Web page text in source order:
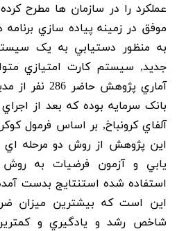
عملکرد را در سازمان ها مطرح
موفق در زمينه پياده سازي
به منظور دستيابي به يک
جديد, سيستم کارت امتيازي
آماري پژوهش
بانک سرمايه بوده که بعد از
آلفاي کرونباخ, بر اساس فرمول
يابي و آزمون فرضيات به
استفاده شده استنتايج بدست
اين است که بيشترين ميزان
شاخص رشد و يادگيري و